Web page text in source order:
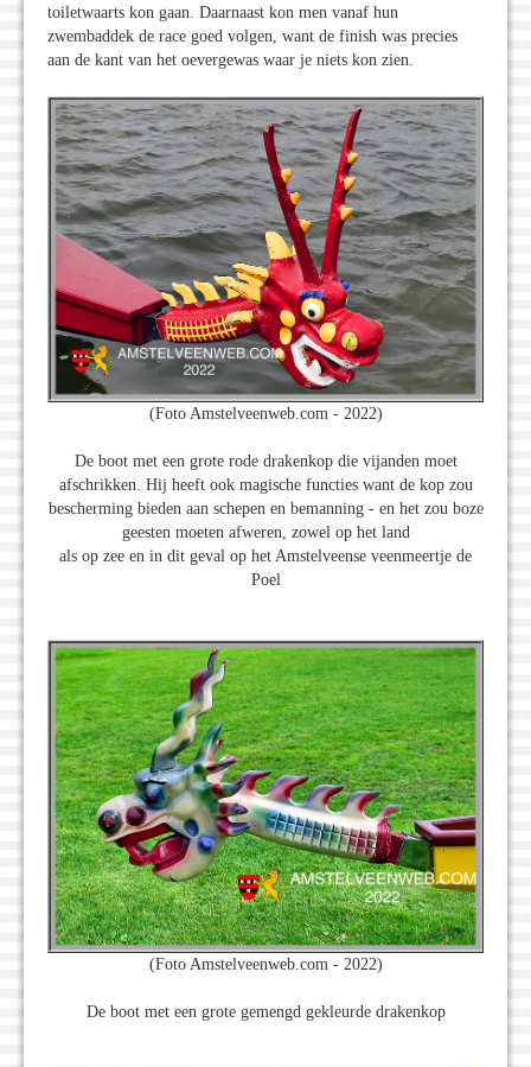
toiletwaarts kon gaan. Daarnaast kon men vanaf hun
zwembaddek de race goed volgen, want de finish was precies
aan de kant van het oevergewas waar je niets kon zien.
(Foto Amstelveenweb.com - 2022)
De boot met een grote rode drakenkop die vijanden moet
afschrikken. Hij heeft ook magische functies want de kop zou
bescherming bieden aan schepen en bemanning - en het zou boze
geesten moeten afweren, zowel op het land
als op zee en in dit geval op het Amstelveense veenmeertje de
Poel
(Foto Amstelveenweb.com - 2022)
De boot met een grote gemengd gekleurde drakenkop